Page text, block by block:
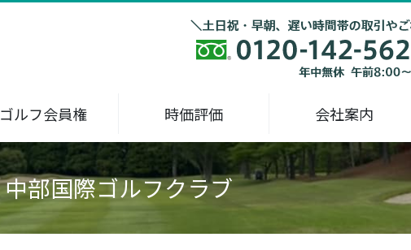
ゴルフ会員権 時価評価 会社案内
中部国際ゴルフクラブ